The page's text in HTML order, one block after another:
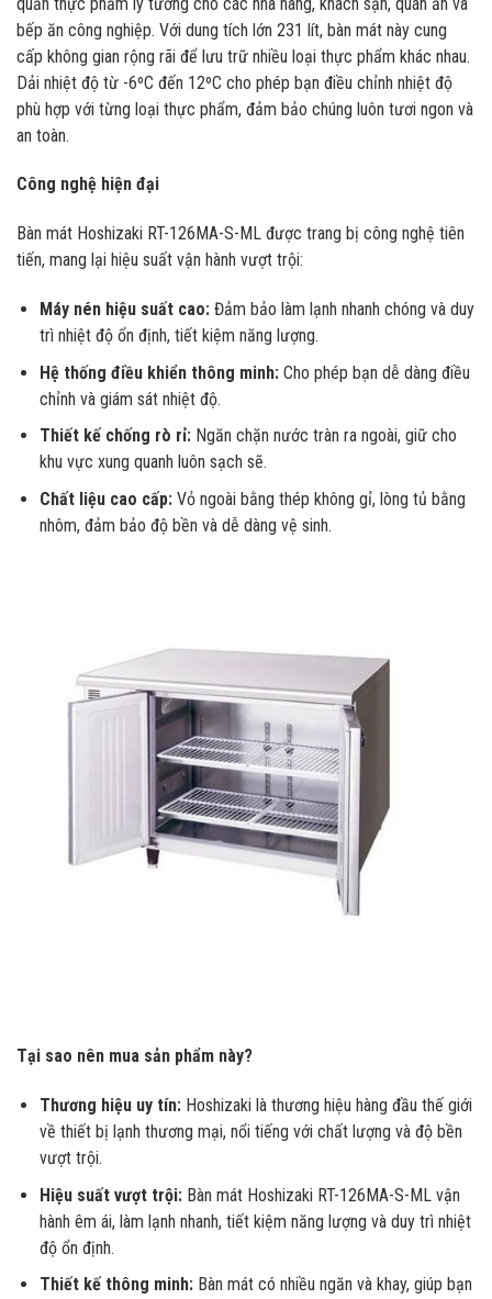
bếp ăn công nghiệp. Với dung tích lớn 231 lít, bàn mát này cung
cấp không gian rộng rãi để lưu trữ nhiều loại thực phẩm khác nhau.
Dải nhiệt độ từ -6ºC đến 12ºC cho phép bạn điều chỉnh nhiệt độ
phù hợp với từng loại thực phẩm, đảm bảo chúng luôn tươi ngon và
an toàn.
Công nghệ hiện đại
Bàn mát Hoshizaki RT-126MA-S-ML được trang bị công nghệ tiên
tiến, mang lại hiệu suất vận hành vượt trội:
Máy nén hiệu suất cao:Đảm bảo làm lạnh nhanh chóng và duy
trì nhiệt độ ổn định, tiết kiệm năng lượng.
Hệ thống điều khiển thông minh:Cho phép bạn dễ dàng điều
chỉnh và giám sát nhiệt độ.
Thiết kế chống rò rỉ:Ngăn chặn nước tràn ra ngoài, giữ cho
khu vực xung quanh luôn sạch sẽ.
Chất liệu cao cấp:Vỏ ngoài bằng thép không gỉ, lòng tủ bằng
nhôm, đảm bảo độ bền và dễ dàng vệ sinh.
Tại sao nên mua sản phẩm này?
Thương hiệu uy tín:Hoshizaki là thương hiệu hàng đầu thế giới
về thiết bị lạnh thương mại, nổi tiếng với chất lượng và độ bền
vượt trội.
Hiệu suất vượt trội:Bàn mát Hoshizaki RT-126MA-S-ML vận
hành êm ái, làm lạnh nhanh, tiết kiệm năng lượng và duy trì nhiệt
độ ổn định.
Thiết kế thông minh:Bàn mát có nhiều ngăn và khay, giúp bạn